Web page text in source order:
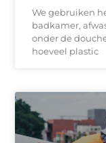
We gebruiken
badkamer,
onder de
hoeveel plastic